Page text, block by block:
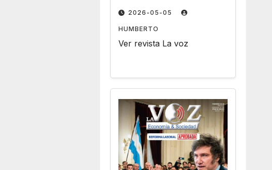
2026-05-05
HUMBERTO
Ver revista La voz